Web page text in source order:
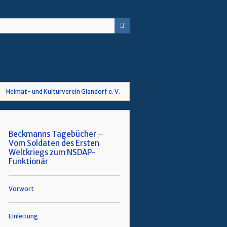
Heimat- und Kulturverein Glandorf e. V.
Beckmanns Tagebücher –
Vom Soldaten des Ersten
Weltkriegs zum NSDAP-
Funktionär
Vorwort
Einleitung